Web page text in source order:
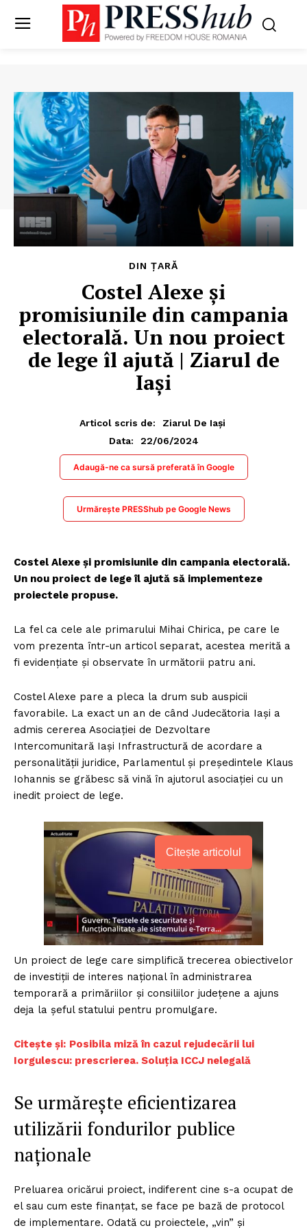
DIN ȚARĂ
Costel Alexe și
promisiunile din campania
electorală. Un nou proiect
de lege îl ajută | Ziarul de
Iași
Articol scris de:
Ziarul De Iași
Data:
22/06/2024
Adaugă-ne ca sursă preferată în Google
Urmărește PRESShub pe Google News
Costel Alexe și promisiunile din campania electorală.
Un nou proiect de lege îl ajută să implementeze
proiectele propuse.
La fel ca cele ale primarului Mihai Chirica, pe care le
vom prezenta într-un articol separat, acestea merită a
fi evidențiate și observate în următorii patru ani.
Costel Alexe pare a pleca la drum sub auspicii
favorabile. La exact un an de când Judecătoria Iași a
admis cererea Asociației de Dezvoltare
Intercomunitară Iași Infrastructură de acordare a
personalității juridice, Parlamentul și președintele Klaus
Iohannis se grăbesc să vină în ajutorul asociației cu un
inedit proiect de lege.
Citește articolul
Un proiect de lege care simplifică trecerea obiectivelor
de investiții de interes național în administrarea
temporară a primăriilor și consiliilor județene a ajuns
deja la șeful statului pentru promulgare.
Citește și: Posibila miză în cazul rejudecării lui
Iorgulescu: prescrierea. Soluția ICCJ nelegală
Se urmărește eficientizarea
utilizării fondurilor publice
naționale
Preluarea oricărui proiect, indiferent cine s-a ocupat de
el sau cum este finanțat, se face pe bază de protocol
de implementare. Odată cu proiectele, „vin” și